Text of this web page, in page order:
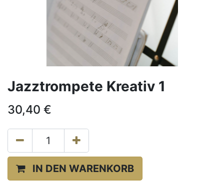
Jazztrompete Kreativ 1
30,40 €
IN DEN WARENKORB